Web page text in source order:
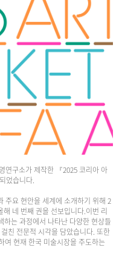
연구소가 제작한 『2025 코리아 아
었습니다.
주요 현안을 세계에 소개하기 위해 2
네 번째 권을 선보입니다.이번 리
는 과정에서 나타난 다양한 현상들
친 전문적 시각을 담았습니다. 또한
여 현재 한국 미술시장을 주도하는